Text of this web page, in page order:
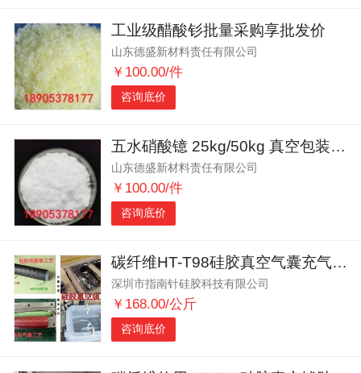
工业级醋酸钐批量采购享批发价
山东德盛新材料责任有限公司
￥100.00/件
咨询底价
五水硝酸镱 25kg/50kg 真空包装 支持拆分
山东德盛新材料责任有限公司
￥100.00/件
咨询底价
碳纤维HT-T98硅胶真空气囊充气辅助成型
深圳市指南针硅胶科技有限公司
￥168.00/公斤
咨询底价